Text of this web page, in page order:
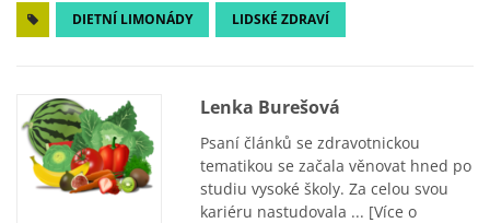
DIETNÍ LIMONÁDY LIDSKÉ ZDRAVÍ
Lenka Burešová
Psaní článků se zdravotnickou
tematikou se začala věnovat hned po
studiu vysoké školy. Za celou svou
kariéru nastudovala ... [Více o